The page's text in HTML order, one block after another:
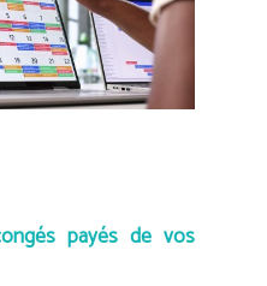
payés de vos